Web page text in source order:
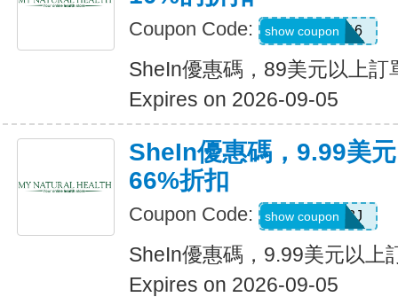
Coupon Code: febnb16
show coupon
SheIn優惠碼，89美元以上訂
Expires on 2026-09-05
SheIn優惠碼，9.99美
66%折扣
Coupon Code: VJTWP3J
show coupon
SheIn優惠碼，9.99美元以上
Expires on 2026-09-05